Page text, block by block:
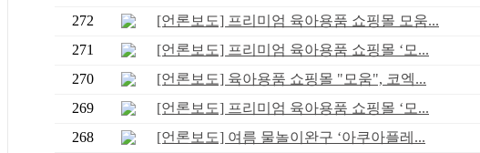
272
[언론보도] 프리미엄 육아용품 쇼핑몰 모움...
271
[언론보도] 프리미엄 육아용품 쇼핑몰 ‘모...
270
[언론보도] 육아용품 쇼핑몰 "모움", 코엑...
269
[언론보도] 프리미엄 육아용품 쇼핑몰 ‘모...
268
[언론보도] 여름 물놀이완구 ‘아쿠아플레...